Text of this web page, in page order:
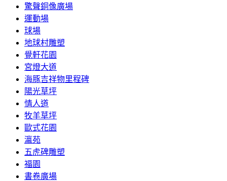
驚聲銅像廣場
運動場
球場
地球村雕塑
覺軒花園
宮燈大道
海豚吉祥物里程碑
陽光草坪
情人道
牧羊草坪
歐式花園
瀛苑
五虎碑雕塑
福園
書卷廣場